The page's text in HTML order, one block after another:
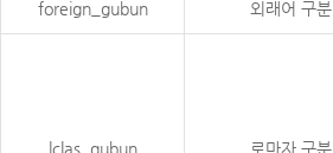
foreign_gubun 외래어 구분
lclas_gubun 로마자 구분